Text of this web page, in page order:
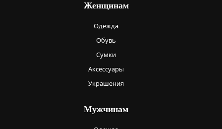
Женщинам
Одежда
Обувь
Сумки
Аксессуары
Украшения
Мужчинам